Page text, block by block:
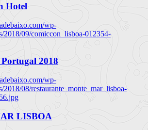
Hotel
wp-
2018/09/comiccon_lisboa-012354-
2018
wp-
2018/08/restaurante_monte_mar_lisboa-
LISBOA